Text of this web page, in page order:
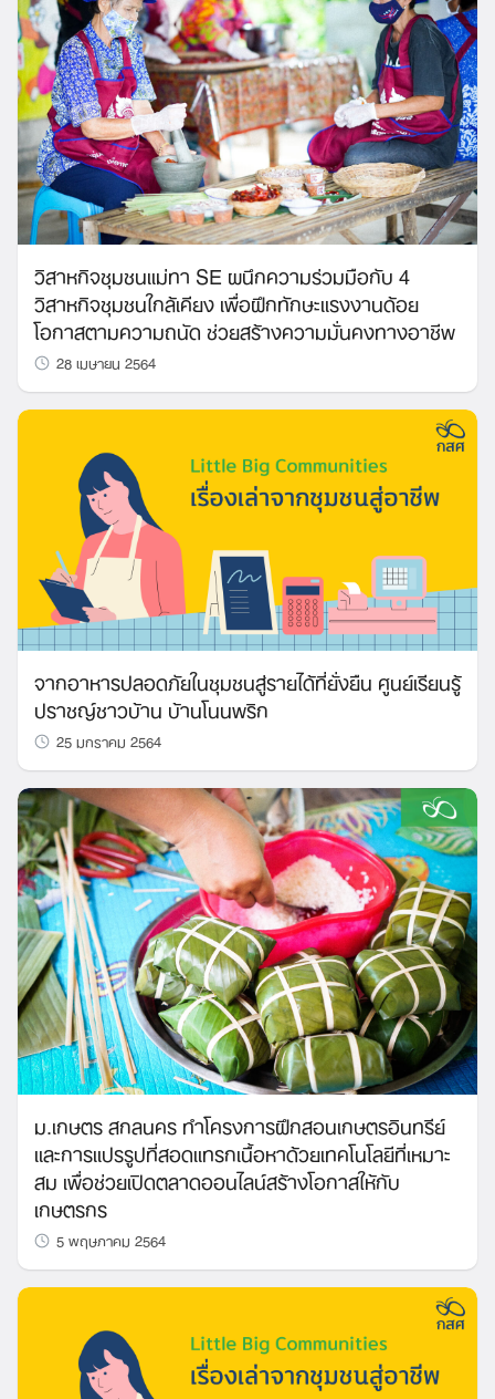
Search
วิสาหกิจชุมชนแม่ทา SE ผนึกความร่วมมือกับ 4
วิสาหกิจชุมชนใกล้เคียง เพื่อฝึกทักษะแรงงานด้อย
โอกาสตามความถนัด ช่วยสร้างความมั่นคงทางอาชีพ
28 เมษายน 2564
จากอาหารปลอดภัยในชุมชนสู่รายได้ที่ยั่งยืน ศูนย์เรียนรู้
ปราชญ์ชาวบ้าน บ้านโนนพริก
25 มกราคม 2564
ม.เกษตร สกลนคร ทำโครงการฝึกสอนเกษตรอินทรีย์
และการแปรรูปที่สอดแทรกเนื้อหาด้วยเทคโนโลยีที่เหมาะ
สม เพื่อช่วยเปิดตลาดออนไลน์สร้างโอกาสให้กับ
เกษตรกร
5 พฤษภาคม 2564